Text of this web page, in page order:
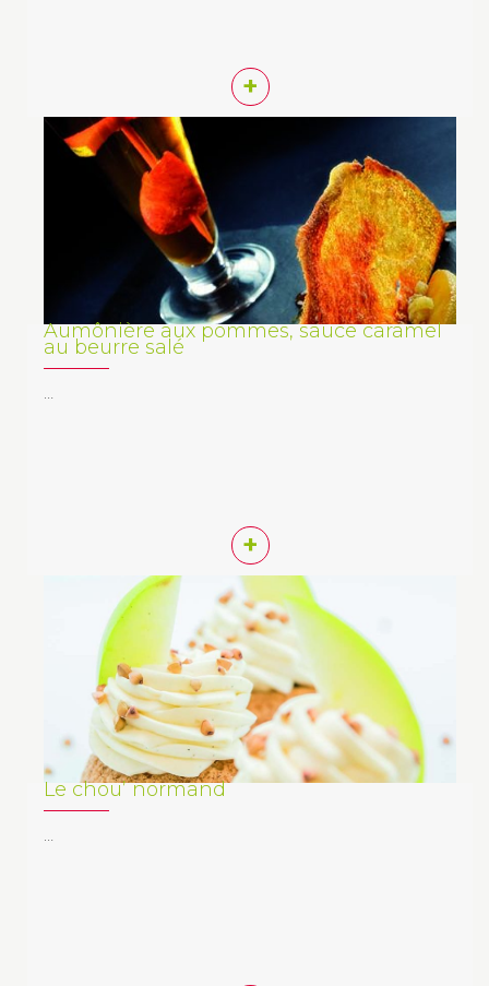
+
Aumônière aux pommes, sauce caramel
au beurre salé
…
+
Le chou’ normand
…